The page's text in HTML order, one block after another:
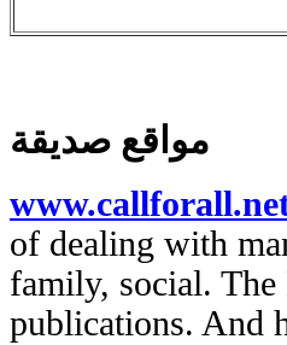
مواقع صديقة
of dealing with
family, social.
publications. And